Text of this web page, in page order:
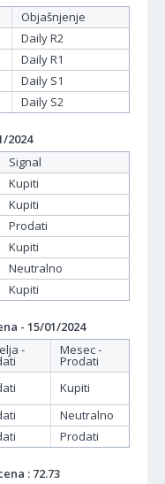
Objašnjenje
Daily R2
Daily R1
Daily S1
Daily S2
2024
Signal
Kupiti
Kupiti
Prodati
Kupiti
Neutralno
Kupiti
- 15/01/2024
- Mesec -
Prodati
Kupiti
Neutralno
Prodati
: 72.73